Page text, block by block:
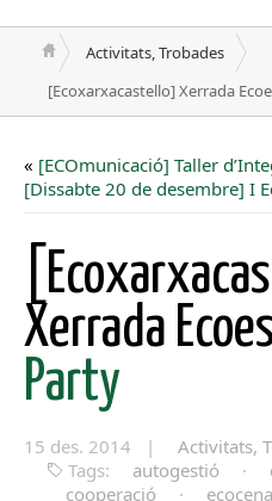
Activitats, Trobades
[Ecoxarxacastello] Xerrada
« [ECOmunicació] Taller
[Dissabte 20 de desembre] I
Xerrada
Party
15 des. 2014 |
Activitats,
Tags:
autogestió ·
cooperació
· ecocena